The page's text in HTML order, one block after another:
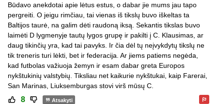
Būdavo anekdotai apie lėtus estus, o dabar jie mums jau tapo
pergreiti. O jeigu rimčiau, tai vienas iš tikslų buvo iškeltas ta
Baltijos taurė, na galim dėti raudoną iksą. Sekantis tikslas buvo
laimėti D lygmenyje tautų lygos grupę ir pakilti į C. Klausimas, ar
daug tikinčių yra, kad tai pavyks. Ir čia dėl tų neįvykdytų tikslų ne
tik treneris turi lėkti, bet ir federacija. Ar jiems patiems negėda,
kad futbolas važiuoja žemyn ir esam dabar greta Europos
nykštukinių valstybių. Tiksliau net kaikurie nykštukai, kaip Farerai,
San Marinas, Liuksemburgas stovi virš mūsų C.
8 Atsakyti